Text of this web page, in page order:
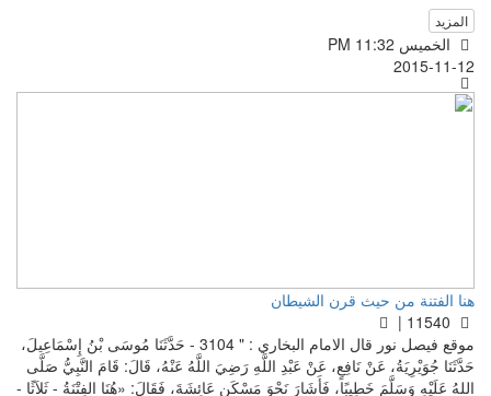
المزيد
الخميس PM 11:32
2015-11-12
هنا الفتنة من حيث قرن الشيطان
موقع فيصل نور قال الامام البخاري : " 3104 - حَدَّثَنَا مُوسَى بْنُ إِسْمَاعِيلَ،
حَدَّثَنَا جُوَيْرِيَةُ، عَنْ نَافِعٍ، عَنْ عَبْدِ اللَّهِ رَضِيَ اللَّهُ عَنْهُ، قَالَ: قَامَ النَّبِيُّ صَلَّى
اللهُ عَلَيْهِ وَسَلَّمَ خَطِيبًا، فَأَشَارَ نَحْوَ مَسْكَنِ عَائِشَةَ، فَقَالَ: «هُنَا الفِتْنَةُ - ثَلاَثًا -